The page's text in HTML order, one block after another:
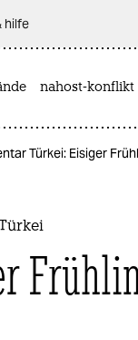
hilfe
nahost-konflikt
Türkei: Eisiger